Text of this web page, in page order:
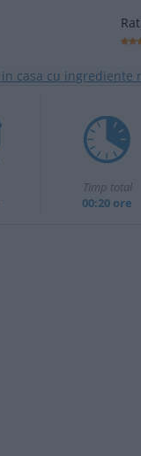
Timp total
00:20 ore